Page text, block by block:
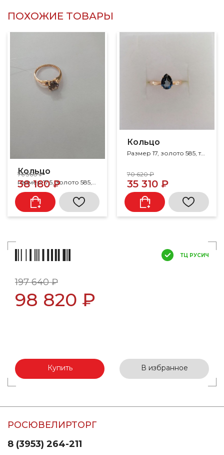
ПОХОЖИЕ ТОВАРЫ
Кольцо
Размер 17.5, золото 585, раухтопаз, топаз
76 360 ₽
38 180 ₽
Кольцо
Размер 17, золото 585, топаз
70 620 ₽
35 310 ₽
ТЦ РУСИЧ
197 640 ₽
98 820 ₽
Купить В избранное
РОСЮВЕЛИРТОРГ
8 (3953) 264-211